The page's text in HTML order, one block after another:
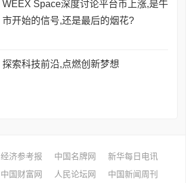
WEEX Space深度讨论平台币上涨,是牛
市开始的信号,还是最后的烟花?
探索科技前沿,点燃创新梦想
经济参考报 中国名牌网
新华每日电讯
中国财富网 人民论坛网 中国新闻周刊